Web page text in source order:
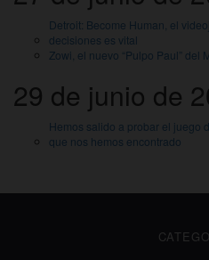
Detroit: Become Human, el
decisiones es vital
Zowi, el nuevo “Pulpo Paul” del
29 de junio de
Hemos salido a probar el juego
que nos hemos encontrado